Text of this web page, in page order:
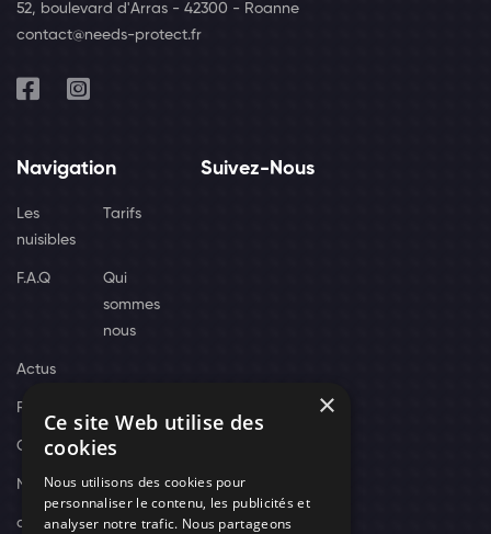
52, boulevard d'Arras - 42300 - Roanne
contact@needs-protect.fr
Navigation
Les
nuisibles
Tarifs
F.A.Q
Qui
sommes
nous
Actus
Recrutement
Contact
Nos techniciens
campagne-
Suivez-Nous
×
Ce site Web utilise des
cookies
Nous utilisons des cookies pour
personnaliser le contenu, les publicités et
analyser notre trafic. Nous partageons